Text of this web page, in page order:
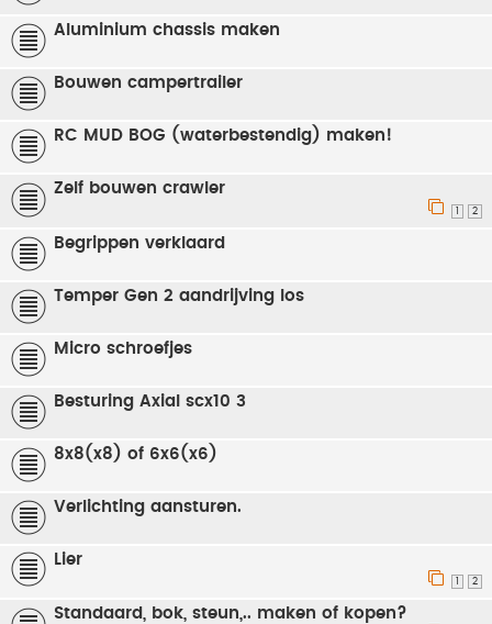
Aluminium chassis maken
Bouwen campertrailer
RC MUD BOG (waterbestendig) maken!
Zelf bouwen crawler
1 2
Begrippen verklaard
Temper Gen 2 aandrijving los
Micro schroefjes
Besturing Axial scx10 3
8x8(x8) of 6x6(x6)
Verlichting aansturen.
Lier
2
Standaard, bok, steun,.. maken of kopen?